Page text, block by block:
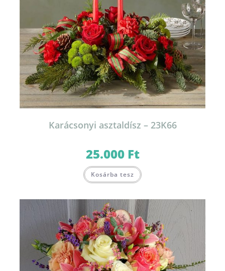
Karácsonyi asztaldísz – 23K66
25.000 Ft
Kosárba tesz